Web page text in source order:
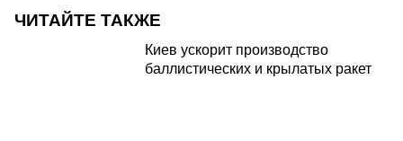
ЧИТАЙТЕ ТАКЖЕ
Киев ускорит производство
баллистических и крылатых ракет